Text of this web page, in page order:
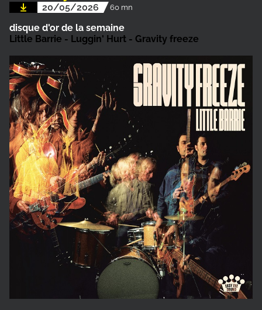
20/05/2026 60 mn
disque d'or de la semaine
Little Barrie - Luggin' Hurt - Gravity freeze